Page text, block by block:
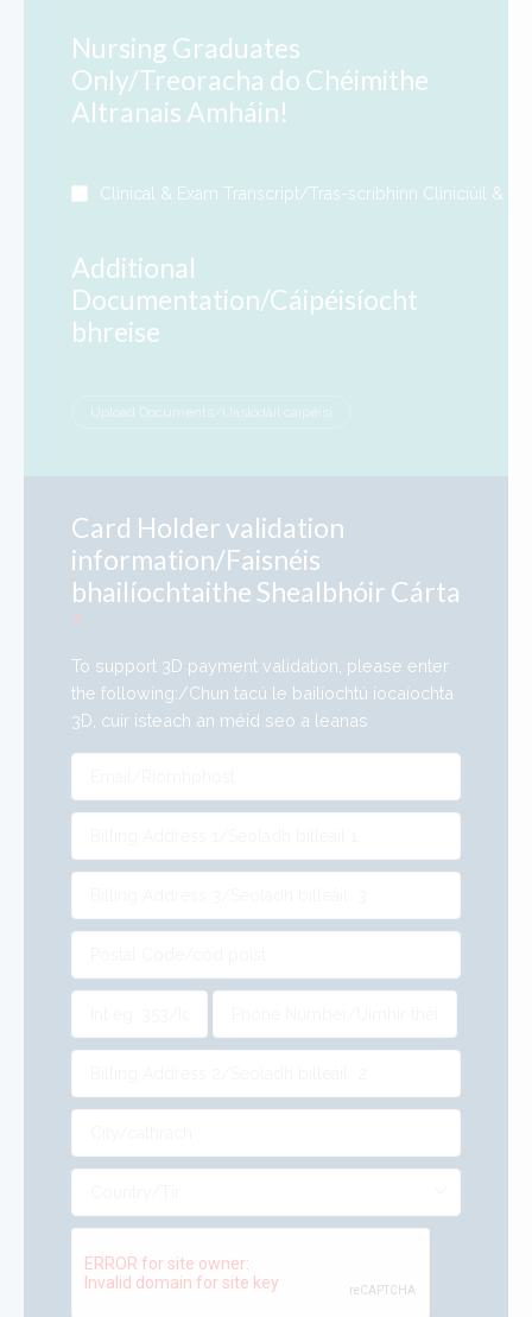
Nursing Graduates
Only/Treoracha do Chéimithe
Altranais Amháin!
Clinical & Exam Transcript/Tras-scríbhinn Cliniciúil &
Additional
Documentation/Cáipéisíocht
bhreise
Upload Documents/Uaslódáil cáipéisi
Card Holder validation
information/Faisnéis
bhailíochtaithe Shealbhóir Cárta
*
To support 3D payment validation, please enter
the following:/Chun tacú le bailíochtú íocaíochta
3D, cuir isteach an méid seo a leanas